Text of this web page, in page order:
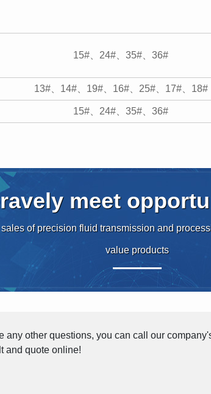
15#、24#、35#、36#
13#、14#、19#、16#、25#、17#、18#
15#、24#、35#、36#
meet
of precision fluid transmission and
value products
any other questions, you can call our
and quote online!